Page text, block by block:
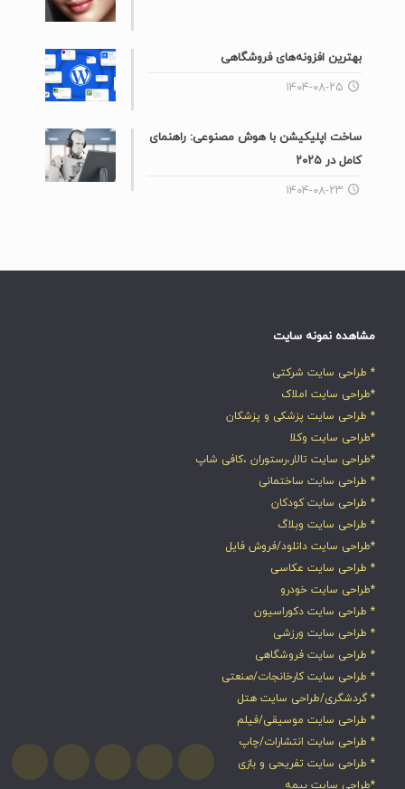
بهترین افزونه‌های فروشگاهی
۱۴۰۴-۰۸-۲۵
ساخت اپلیکیشن با هوش مصنوعی: راهنمای
کامل در ۲۰۲۵
۱۴۰۴-۰۸-۲۳
مشاهده نمونه سایت
* طراحی سایت شرکتی
*طراحی سایت املاک
* طراحی سایت پزشکی و پزشکان
*طراحی سایت وکلا
*طراحی سایت تالار،رستوران ،کافی شاپ
* طراحی سایت ساختمانی
* طراحی سایت کودکان
* طراحی سایت وبلاگ
*طراحی سایت دانلود/فروش فایل
* طراحی سایت عکاسی
*طراحی سایت خودرو
* طراحی سایت دکوراسیون
* طراحی سایت ورزشی
* طراحی سایت فروشگاهی
* طراحی سایت کارخانجات/صنعتی
* گردشگری/طراحی سایت هتل
* طراحی سایت موسیقی/فیلم
* طراحی سایت انتشارات/چاپ
* طراحی سایت تفریحی و بازی
*طراحی سایت بیمه